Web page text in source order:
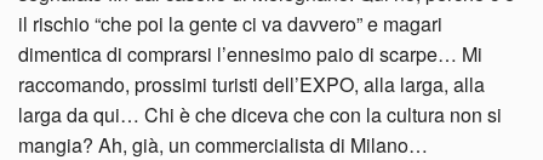
il rischio “che poi la gente ci va davvero” e magari
dimentica di comprarsi l’ennesimo paio di scarpe… Mi
raccomando, prossimi turisti dell’EXPO, alla larga, alla
larga da qui… Chi è che diceva che con la cultura non si
mangia? Ah, già, un commercialista di Milano…